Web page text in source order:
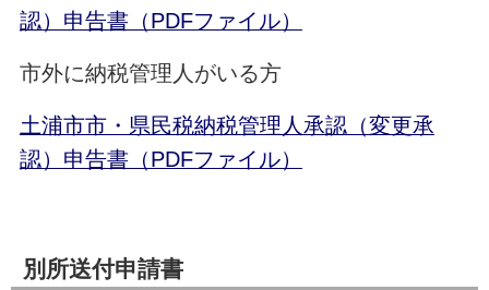
認）申告書（PDFファイル）
市外に納税管理人がいる方
土浦市市・県民税納税管理人承認（変更承
認）申告書（PDFファイル）
別所送付申請書